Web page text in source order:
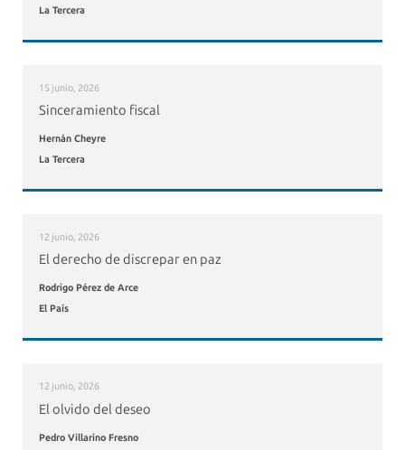
La Tercera
15 junio, 2026
Sinceramiento fiscal
Hernán Cheyre
La Tercera
12 junio, 2026
El derecho de discrepar en paz
Rodrigo Pérez de Arce
El País
12 junio, 2026
El olvido del deseo
Pedro Villarino Fresno